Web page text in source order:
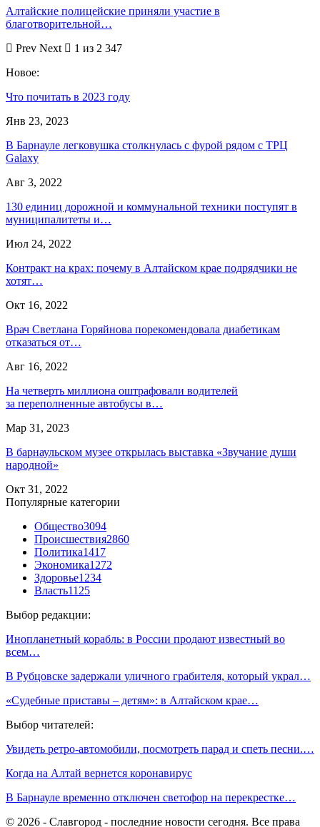
Алтайские полицейские приняли участие в
благотворительной…
Prev Next
1 из 2 347
Новое:
Что почитать в 2023 году
Янв 23, 2023
В Барнауле легковушка столкнулась с фурой рядом с ТРЦ
Galaxy
Авг 3, 2022
130 единиц дорожной и коммунальной техники поступят в
муниципалитеты и…
Июл 24, 2022
Контракт на крах: почему в Алтайском крае подрядчики не
хотят…
Окт 16, 2022
Врач Светлана Горяйнова порекомендовала диабетикам
отказаться от…
Авг 16, 2022
На четверть миллиона оштрафовали водителей
за переполненные автобусы в…
Мар 31, 2023
В барнаульском музее открылась выставка «Звучание души
народной»
Окт 31, 2022
Популярные категории
Общество3094
Происшествия2860
Политика1417
Экономика1272
Здоровье1234
Власть1125
Выбор редакции:
Инопланетный корабль: в России продают известный во
всем…
В Рубцовске задержали уличного грабителя, который украл…
«Судебные приставы – детям»: в Алтайском крае…
Выбор читателей:
Увидеть ретро-автомобили, посмотреть парад и спеть песни.…
Когда на Алтай вернется коронавирус
В Барнауле временно отключен светофор на перекрестке…
© 2026 - Славгород - последние новости сегодня. Все права